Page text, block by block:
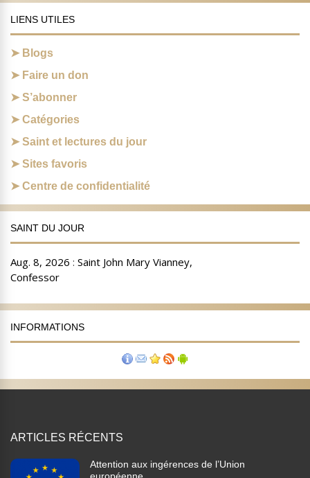
LIENS UTILES
Blogs
Faire un don
S’abonner
Catégories
Saint et lectures du jour
Sites favoris
Centre de confidentialité
SAINT DU JOUR
INFORMATIONS
ARTICLES RÉCENTS
Attention aux ingérences de l’Union